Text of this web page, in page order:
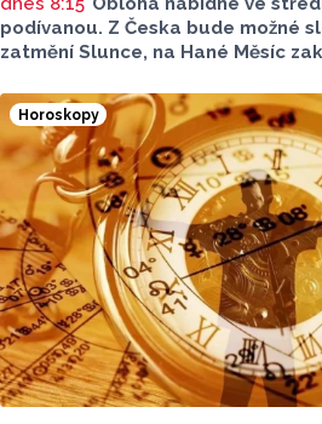
podívanou. Z Česka bude možné
zatmění Slunce, na Hané Měsíc
hvězdáře Michala půjde o
pozorovatelné z Česka od roku
najít vhodné místo a především
v rozhovoru Radia Haná s
Horoskopy